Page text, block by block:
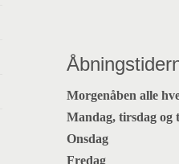
Morgenåben alle
Mandag, tirsdag og
Onsdag
Fredag